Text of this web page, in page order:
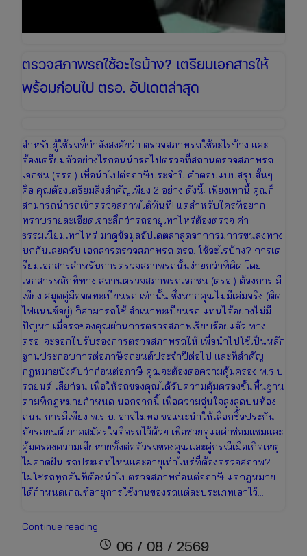
ตรวจสภาพรถใช้อะไรบ้าง? เตรียมเอกสารให้
พร้อมก่อนไป ตรอ. อัปเดตล่าสุด
สำหรับผู้ใช้รถที่กำลังสงสัยว่า ตรวจสภาพรถใช้อะไรบ้าง และ
ต้องเตรียมตัวอย่างไรก่อนนำรถไปตรวจที่สถานตรวจสภาพรถ
เอกชน (ตรอ.) เพื่อนำไปต่อภาษีประจำปี คำตอบแบบสรุปสั้นๆ
คือ คุณต้องเตรียมสิ่งสำคัญเพียง 2 อย่าง ดังนี้: เพียงเท่านี้ คุณก็
สามารถนำรถเข้าตรวจสภาพได้ทันที! แต่สำหรับใครที่อยาก
ทราบรายละเอียดเจาะลึกว่ารถอายุเท่าไหร่ต้องตรวจ ค่า
ธรรมเนียมเท่าไหร่ มาดูข้อมูลอัปเดตล่าสุดจากกรมการขนส่งทาง
บกกันเลยครับ เอกสารตรวจสภาพรถ ตรอ. ใช้อะไรบ้าง? การเต
รียมเอกสารสำหรับการตรวจสภาพรถนั้นง่ายกว่าที่คิด โดย
เอกสารหลักที่ทาง สถานตรวจสภาพรถเอกชน (ตรอ.) ต้องการ มี
เพียง สมุดคู่มือจดทะเบียนรถ เท่านั้น ซึ่งหากคุณไม่มีเล่มจริง (ติด
ไฟแนนซ์อยู่) ก็สามารถใช้ สำเนาทะเบียนรถ แทนได้อย่างไม่มี
ปัญหา เมื่อรถของคุณผ่านการตรวจสภาพเรียบร้อยแล้ว ทาง
ตรอ. จะออกใบรับรองการตรวจสภาพรถให้ เพื่อนำไปใช้เป็นหลัก
ฐานประกอบการต่อภาษีรถยนต์ประจำปีต่อไป และที่สำคัญ
กฎหมายบังคับว่าก่อนต่อภาษี คุณจะต้องต่อความคุ้มครอง พ.ร.บ.
รถยนต์ เสียก่อน เพื่อให้รถของคุณได้รับความคุ้มครองขั้นพื้นฐาน
ตามที่กฎหมายกำหนด นอกจากนี้ เพื่อความอุ่นใจสูงสุดบนท้อง
ถนน การมีเพียง พ.ร.บ. อาจไม่พอ ขอแนะนำให้เลือกซื้อประกัน
ภัยรถยนต์ ภาคสมัครใจติดรถไว้ด้วย เพื่อช่วยดูแลค่าซ่อมแซมและ
คุ้มครองความเสียหายทั้งต่อตัวรถของคุณและคู่กรณีเมื่อเกิดเหตุ
ไม่คาดฝัน รถประเภทไหนและอายุเท่าไหร่ที่ต้องตรวจสภาพ?
ไม่ใช่รถทุกคันที่ต้องนำไปตรวจสภาพก่อนต่อภาษี แต่กฎหมาย
ได้กำหนดเกณฑ์อายุการใช้งานของรถแต่ละประเภทเอาไว้…
Continue reading
สภาพ
schedule 06 / 08 / 2569